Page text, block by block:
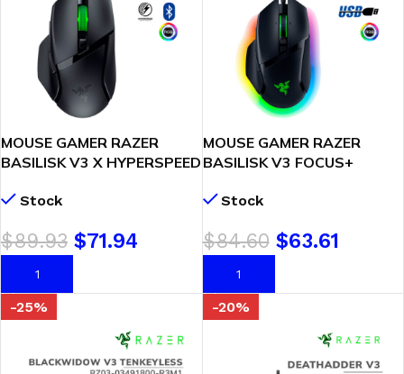
MOUSE GAMER RAZER
BASILISK V3 X HYPERSPEED
GAMING WIRELESS | RAZER
Stock
$89.93 $71.94
AÑADIR AL CARRITO
MOUSE GAMER RAZER
BASILISK V3 FOCUS+
26K | HYPERSCROLL TILT |
Stock
$84.60 $63.61
AÑADIR AL CARRITO
-25% -20%